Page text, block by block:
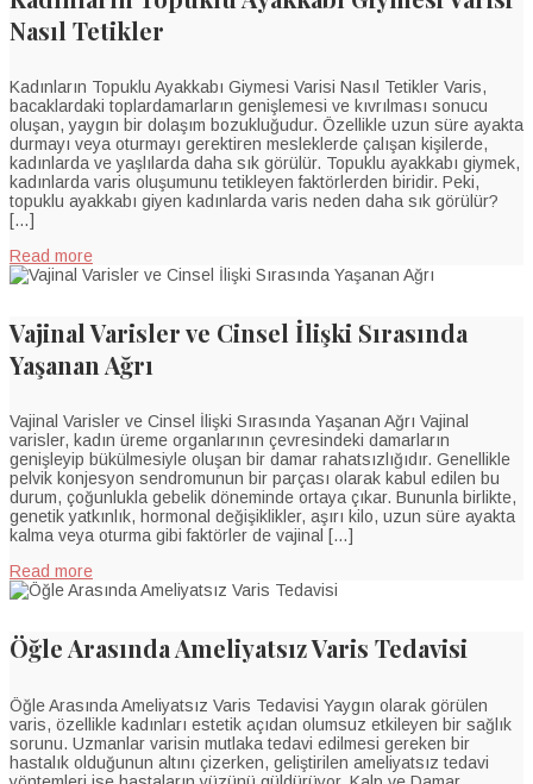
Nasıl Tetikler
Kadınların Topuklu Ayakkabı Giymesi Varisi Nasıl Tetikler Varis,
bacaklardaki toplardamarların genişlemesi ve kıvrılması sonucu
oluşan, yaygın bir dolaşım bozukluğudur. Özellikle uzun süre ayakta
durmayı veya oturmayı gerektiren mesleklerde çalışan kişilerde,
kadınlarda ve yaşlılarda daha sık görülür. Topuklu ayakkabı giymek,
kadınlarda varis oluşumunu tetikleyen faktörlerden biridir. Peki,
topuklu ayakkabı giyen kadınlarda varis neden daha sık görülür?
[…]
Read more
Vajinal Varisler ve Cinsel İlişki Sırasında
Yaşanan Ağrı
Vajinal Varisler ve Cinsel İlişki Sırasında Yaşanan Ağrı Vajinal
varisler, kadın üreme organlarının çevresindeki damarların
genişleyip bükülmesiyle oluşan bir damar rahatsızlığıdır. Genellikle
pelvik konjesyon sendromunun bir parçası olarak kabul edilen bu
durum, çoğunlukla gebelik döneminde ortaya çıkar. Bununla birlikte,
genetik yatkınlık, hormonal değişiklikler, aşırı kilo, uzun süre ayakta
kalma veya oturma gibi faktörler de vajinal […]
Read more
Öğle Arasında Ameliyatsız Varis Tedavisi
Öğle Arasında Ameliyatsız Varis Tedavisi Yaygın olarak görülen
varis, özellikle kadınları estetik açıdan olumsuz etkileyen bir sağlık
sorunu. Uzmanlar varisin mutlaka tedavi edilmesi gereken bir
hastalık olduğunun altını çizerken, geliştirilen ameliyatsız tedavi